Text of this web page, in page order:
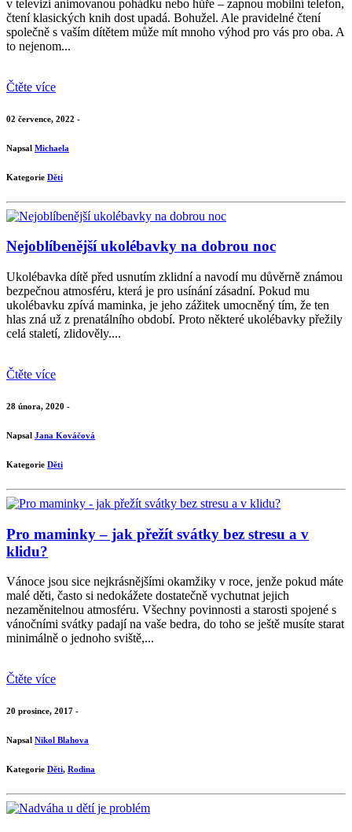
v televizi animovanou pohádku nebo hůře – zapnou mobilní telefon,
čtení klasických knih dost upadá. Bohužel. Ale pravidelné čtení
společně s vaším dítětem může mít mnoho výhod pro vás pro oba. A
to nejenom...
Čtěte více
02 července, 2022 -
Napsal Michaela
Kategorie Děti
Nejoblíbenější ukolébavky na dobrou noc
Ukolébavka dítě před usnutím zklidní a navodí mu důvěrně známou
bezpečnou atmosféru, která je pro usínání zásadní. Pokud mu
ukolébavku zpívá maminka, je jeho zážitek umocněný tím, že ten
hlas zná už z prenatálního období. Proto některé ukolébavky přežily
celá staletí, zlidověly....
Čtěte více
28 února, 2020 -
Napsal Jana Kováčová
Kategorie Děti
Pro maminky – jak přežít svátky bez stresu a v
klidu?
Vánoce jsou sice nejkrásnějšími okamžiky v roce, jenže pokud máte
malé děti, často si nedokážete dostatečně vychutnat jejich
nezaměnitelnou atmosféru. Všechny povinnosti a starosti spojené s
vánočními svátky padají na vaše bedra, do toho se ještě musíte starat
minimálně o jednoho sviště,...
Čtěte více
20 prosince, 2017 -
Napsal Nikol Blahova
Kategorie Děti, Rodina